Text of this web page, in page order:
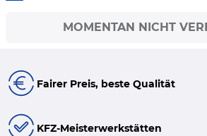
MOMENTAN NICHT
Fairer Preis, beste Qualität
KFZ-Meisterwerkstätten